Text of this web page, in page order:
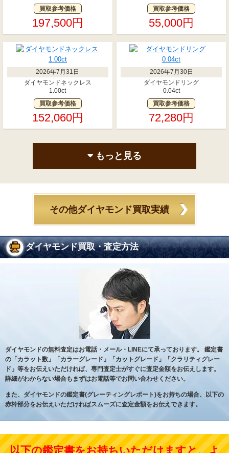
買取参考価格
197,500円
買取参考価格
55,000円
2026年7月31日
ダイヤモンドネックレス
1.00ct
買取参考価格
152,060円
2026年7月30日
ダイヤモンドリング
0.04ct
買取参考価格
72,280円
もっと見る
その他ダイヤモンド買取実績
ダイヤモンド買取・査定方法
ダイヤモンドの無料査定はお電話・メール・LINEにて承っております。
鑑定書
の「カラット数」「カラーグレード」「カットグレード」「クラリティグレー
ド」等をお伝えいただければ、専門査定士がすぐに査定金額をお伝えします。
詳細がわからない場合もまずはお電話等でお問い合わせください。
また、ダイヤモンドの鑑定書(グレーティングレポート)をお持ちの場合、以下の
赤枠部分をお伝えいただければスムーズに査定金額をお伝えできます。
以下の鑑定書をお持ちいただけますと、よ